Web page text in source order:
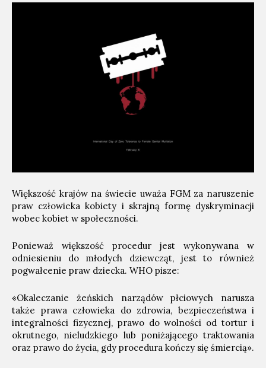
Większość krajów na świecie uważa FGM za naruszenie
praw człowieka kobiety i skrajną formę dyskryminacji
wobec kobiet w społeczności.
Ponieważ większość procedur jest wykonywana w
odniesieniu do młodych dziewcząt, jest to również
pogwałcenie praw dziecka. WHO pisze:
«Okaleczanie żeńskich narządów płciowych narusza
także prawa człowieka do zdrowia, bezpieczeństwa i
integralności fizycznej, prawo do wolności od tortur i
okrutnego, nieludzkiego lub poniżającego traktowania
oraz prawo do życia, gdy procedura kończy się śmiercią».